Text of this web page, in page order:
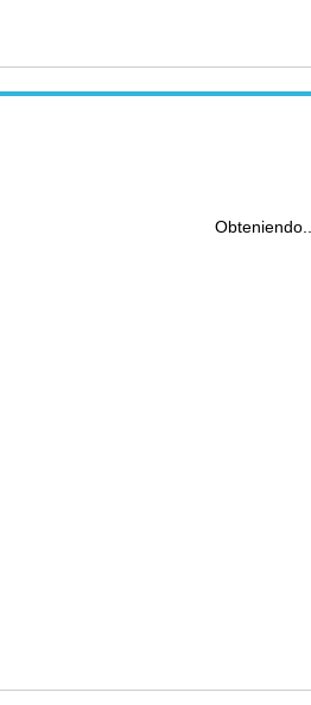
Obteniendo...